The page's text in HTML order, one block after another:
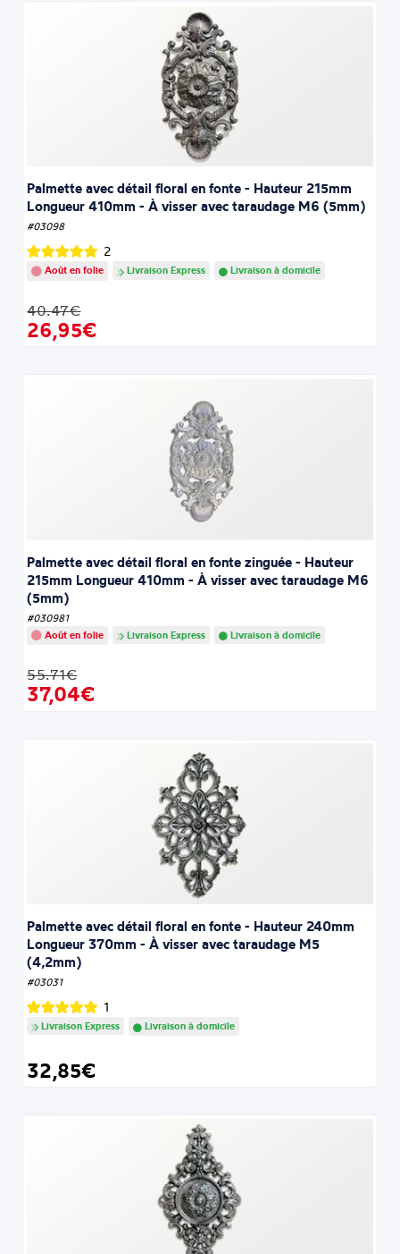
Palmette avec détail floral en fonte - Hauteur 215mm
Longueur 410mm - À visser avec taraudage M6 (5mm)
#03098
2
Août en folie Livraison Express Livraison à domicile
40.47€
26,95€
Palmette avec détail floral en fonte zinguée - Hauteur
215mm Longueur 410mm - À visser avec taraudage M6
(5mm)
#030981
Août en folie
Livraison Express Livraison à domicile
55.71€
37,04€
Palmette avec détail floral en fonte - Hauteur 240mm
Longueur 370mm - À visser avec taraudage M5
(4,2mm)
#03031
1
Livraison Express Livraison à domicile
32,85€